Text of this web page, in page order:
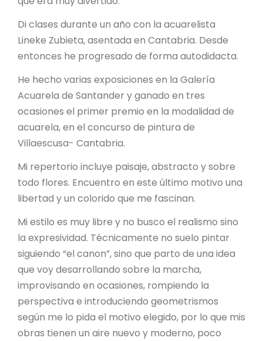
Di clases durante un año con la acuarelista
Lineke Zubieta, asentada en Cantabria. Desde
entonces he progresado de forma autodidacta.
He hecho varias exposiciones en la Galería
Acuarela de Santander y ganado en tres
ocasiones el primer premio en la modalidad de
acuarela, en el concurso de pintura de
Villaescusa- Cantabria.
Mi repertorio incluye paisaje, abstracto y sobre
todo flores. Encuentro en este último motivo una
libertad y un colorido que me fascinan.
Mi estilo es muy libre y no busco el realismo sino
la expresividad. Técnicamente no suelo pintar
siguiendo “el canon”, sino que parto de una idea
que voy desarrollando sobre la marcha,
improvisando en ocasiones, rompiendo la
perspectiva e introduciendo geometrismos
según me lo pida el motivo elegido, por lo que mis
obras tienen un aire nuevo y moderno, poco